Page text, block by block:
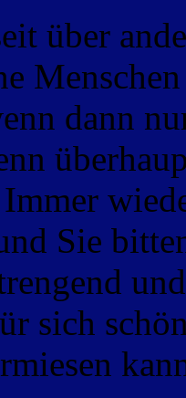
über
dann
Sie
sich